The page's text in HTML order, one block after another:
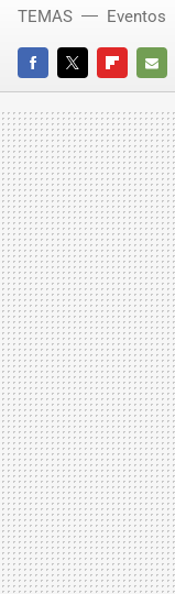
FACEBOOKTWITTERFLIPBOARD
E-
MAIL
TEMAS Eventos